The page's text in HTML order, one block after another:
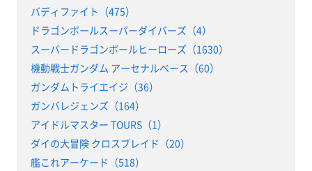
バディファイト（475）
ドラゴンボールスーパーダイバーズ（4）
スーパードラゴンボールヒーローズ（1630）
機動戦士ガンダム アーセナルベース（60）
ガンダムトライエイジ（36）
ガンバレジェンズ（164）
アイドルマスター TOURS（1）
ダイの大冒険 クロスブレイド（20）
艦これアーケード（518）